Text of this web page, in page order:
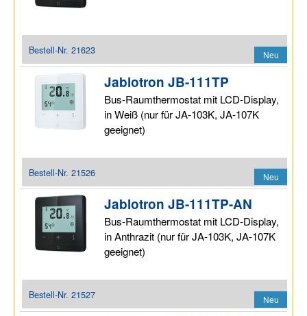
Neu
Bestell-Nr.21623
Neu
Jablotron JB-111TP
Bus-Raumthermostat mit LCD-Display,
in Weiß (nur für JA-103K, JA-107K
geeignet)
Bestell-Nr.21526
Neu
Jablotron JB-111TP-AN
Bus-Raumthermostat mit LCD-Display,
in Anthrazit (nur für JA-103K, JA-107K
geeignet)
Bestell-Nr.21527